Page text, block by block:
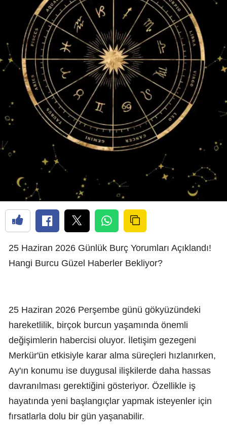
25 Haziran 2026 Günlük Burç Yorumları Açıklandı!
Hangi Burcu Güzel Haberler Bekliyor?
25 Haziran 2026 Perşembe günü gökyüzündeki
hareketlilik, birçok burcun yaşamında önemli
değişimlerin habercisi oluyor. İletişim gezegeni
Merkür'ün etkisiyle karar alma süreçleri hızlanırken,
Ay'ın konumu ise duygusal ilişkilerde daha hassas
davranılması gerektiğini gösteriyor. Özellikle iş
hayatında yeni başlangıçlar yapmak isteyenler için
fırsatlarla dolu bir gün yaşanabilir.